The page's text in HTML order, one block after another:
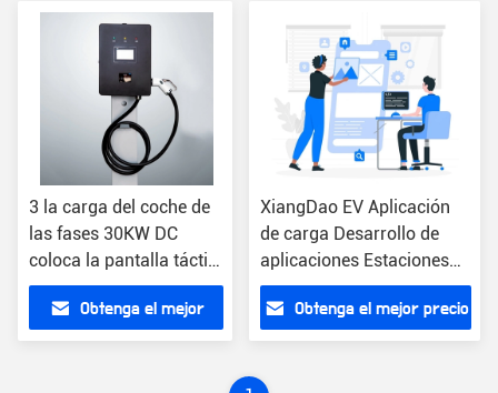
3 la carga del coche de
las fases 30KW DC
coloca la pantalla táctil
rápida de la pantalla
LED del cargador
Obtenga el mejor
XiangDao EV Aplicación
de carga Desarrollo de
aplicaciones Estaciones
de carga rápida
Obtenga el mejor precio